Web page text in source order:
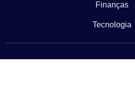
Finanças
Tecnologia